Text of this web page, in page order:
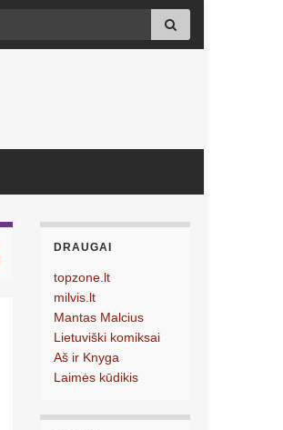
DRAUGAI
topzone.lt
milvis.lt
Mantas Malcius
Lietuviški komiksai
Aš ir Knyga
Laimės kūdikis